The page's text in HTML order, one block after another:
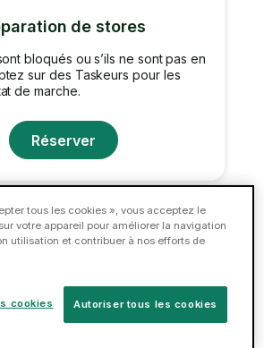
de stores
bloqués ou s’ils ne sont pas en
sur des Taskeurs pour les
de marche.
Réserver
tous les cookies », vous acceptez le
votre appareil pour améliorer la navigation
utilisation et contribuer à nos efforts de
Autoriser tous les cookies
cookies